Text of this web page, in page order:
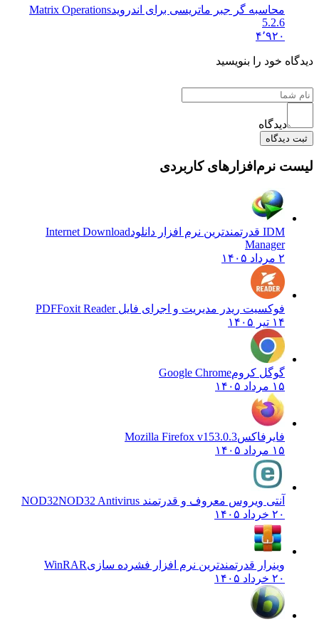
محاسبه گر جبر ماتریسی برای اندرویدMatrix Operations
5.2.6
۴٬۹۲۰
دیدگاه خود را بنویسید
دیدگاه
ثبت دیدگاه
لیست نرم‌افزارهای کاربردی
IDM قدرتمندترین نرم افزار دانلود
Internet Download
Manager
۲ مرداد ۱۴۰۵
فوکسیت ریدر مدیریت و اجرای فایل PDFFoxit Reader
۱۴ تیر ۱۴۰۵
گوگل کرومGoogle Chrome
۱۵ مرداد ۱۴۰۵
فایرفاکسMozilla Firefox v153.0.3
۱۵ مرداد ۱۴۰۵
آنتی ویروس معروف و قدرتمند NOD32 NOD32 Antivirus
۲۰ خرداد ۱۴۰۵
وینرار قدرتمندترین نرم افزار فشرده سازیWinRAR
۲۰ خرداد ۱۴۰۵